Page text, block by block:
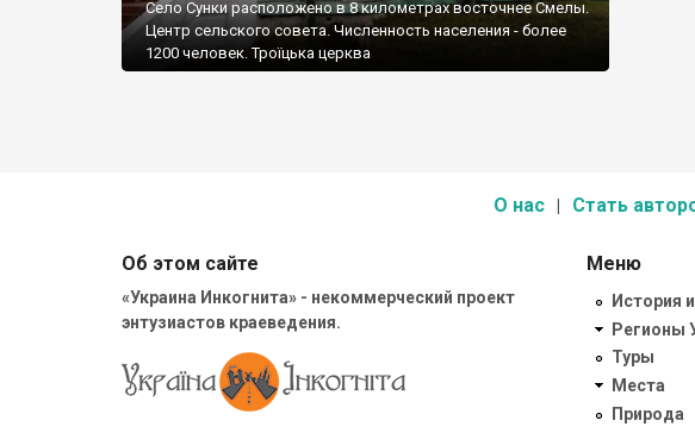
Село Сунки расположено в 8 километрах восточнее Смелы.
Центр сельского совета. Численность населения - более
1200 человек. Троїцька церква
О нас Стать
Об этом сайте
«Украина Инкогнита» - некоммерческий проект
энтузиастов краеведения.
Меню
История
Регионы
Туры
Места
Природа